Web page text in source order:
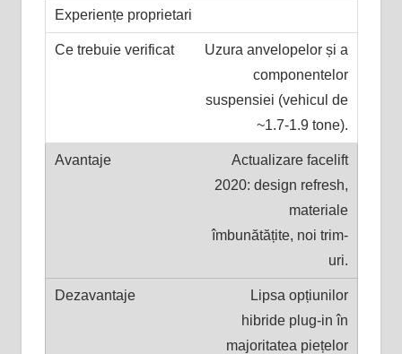
Uzura anvelopelor și a
componentelor
suspensiei (vehicul de
~1.7-1.9 tone).
Actualizare facelift
2020: design refresh,
materiale
îmbunătățite, noi trim-
uri.
Lipsa opțiunilor
hibride plug-in în
majoritatea piețelor